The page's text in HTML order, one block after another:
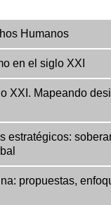
Humanos
en el siglo XXI
XXI. Mapeando
estratégicos:
propuestas,